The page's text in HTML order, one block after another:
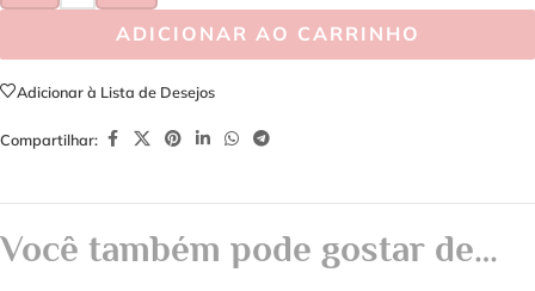
ADICIONAR AO CARRINHO
Adicionar à Lista de Desejos
Compartilhar:
Você também pode gostar de…